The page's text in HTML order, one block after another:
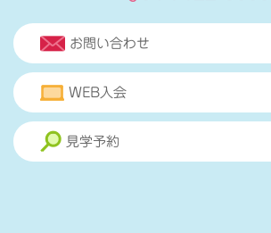
お問い合わせ
WEB入会
見学予約